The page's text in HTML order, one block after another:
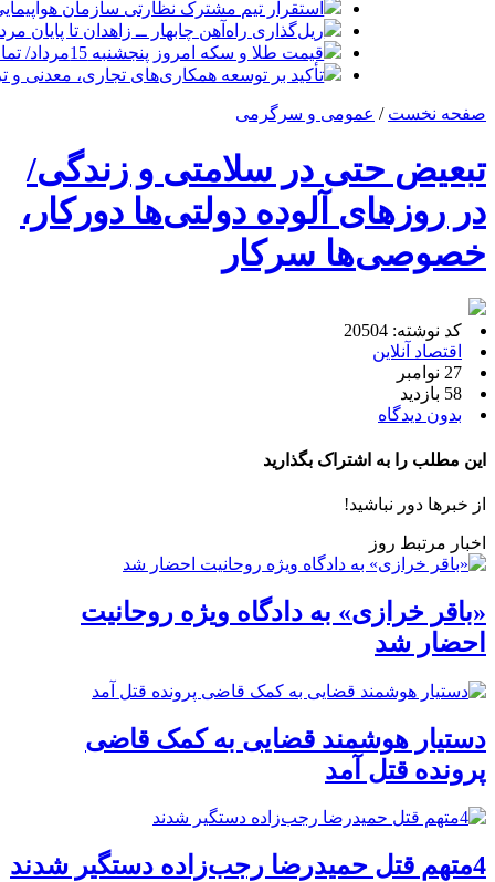
استقرار تیم مشترک نظارتی سازمان
ریل‌گذاری راه‌آهن چابهار ــ زاهدان تا پایان
قیمت طلا و سکه امروز پنجشنبه 15مرداد/ تمام قیمت ها بر مدار افزایش + جدول
تأکید بر توسعه همکاری‌های تجاری، معدنی و
صفحه نخست / عمومی و سرگرمی
تبعیض حتی در سلامتی و زندگی/
در روزهای آلوده دولتی‌ها دورکار،
خصوصی‌ها سرکار
کد نوشته: 20504
اقتصاد آنلاین
27 نوامبر
58 بازدید
بدون دیدگاه
این مطلب را به اشتراک بگذارید
از خبرها دور نباشید!
اخبار مرتبط روز
«باقر خرازی» به دادگاه ویژه روحانیت
احضار شد
دستیار هوشمند قضایی به کمک قاضی
پرونده قتل آمد
4متهم قتل حمیدرضا رجب‌زاده دستگیر شدند